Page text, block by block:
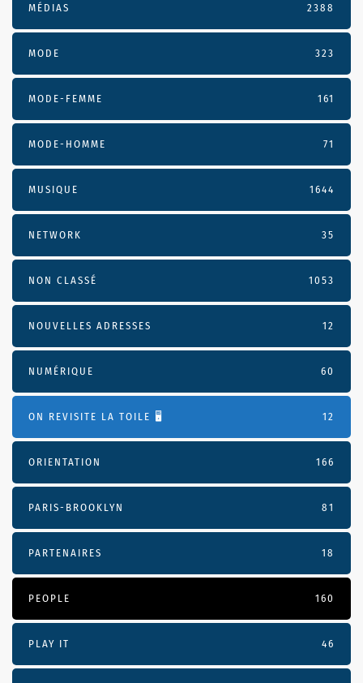
MÉDIAS 2388
MODE 323
MODE-FEMME 161
MODE-HOMME 71
MUSIQUE 1644
NETWORK 35
NON CLASSÉ 1053
NOUVELLES ADRESSES 12
NUMÉRIQUE 60
ON REVISITE LA TOILE 🖥️ 12
ORIENTATION 166
PARIS-BROOKLYN 81
PARTENAIRES 18
PEOPLE 160
PLAY IT 46